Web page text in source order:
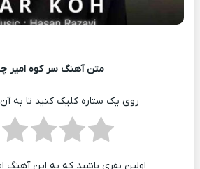
متن آهنگ سر کوه امیر
روی یک ستاره کلیک کنید تا به آن
اولین نفری باشید که به این آهنگ